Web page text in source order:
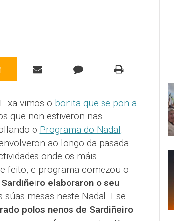
xa vimos o bonita que se pon a
que non estiveron nas
o Programa do Nadal.
ao longo da pasada
onde os máis
feito, o programa comezou o
elaboraron o seu
súas mesas neste Nadal. Ese
polos nenos de Sardiñeiro